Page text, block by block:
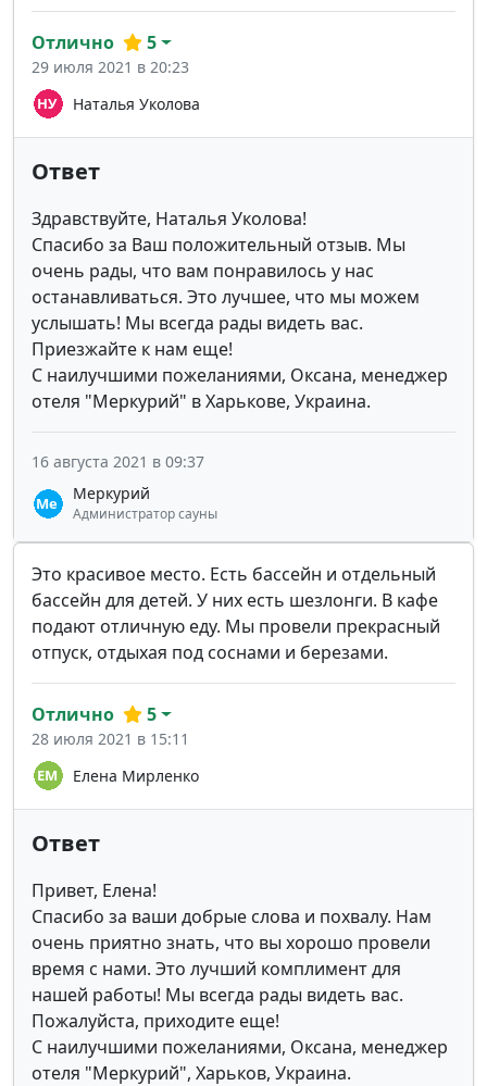
Наталья Уколова
Отлично 5
29 июля 2021 в 20:23
Ответ
Здравствуйте, Наталья Уколова!
Спасибо за Ваш положительный отзыв. Мы
очень рады, что вам понравилось у нас
останавливаться. Это лучшее, что мы можем
услышать! Мы всегда рады видеть вас.
Приезжайте к нам еще!
С наилучшими пожеланиями, Оксана, менеджер
отеля "Меркурий" в Харькове, Украина.
Меркурий
Администратор сауны
16 августа 2021 в 09:37
Это красивое место. Есть бассейн и отдельный
бассейн для детей. У них есть шезлонги. В кафе
подают отличную еду. Мы провели прекрасный
отпуск, отдыхая под соснами и березами.
Елена Мирленко
Отлично 5
28 июля 2021 в 15:11
Ответ
Привет, Елена!
Спасибо за ваши добрые слова и похвалу. Нам
очень приятно знать, что вы хорошо провели
время с нами. Это лучший комплимент для
нашей работы! Мы всегда рады видеть вас.
Пожалуйста, приходите еще!
С наилучшими пожеланиями, Оксана, менеджер
отеля "Меркурий", Харьков, Украина.